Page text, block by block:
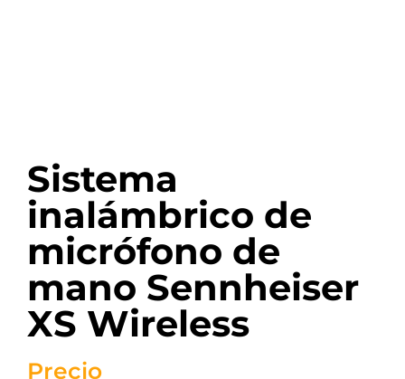
Sistema
inalámbrico de
micrófono de
mano Sennheiser
XS Wireless
Precio